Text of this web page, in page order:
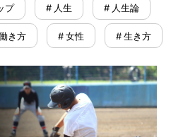
プ # 人生 # 人生論
き方 # 女性 # 生き方